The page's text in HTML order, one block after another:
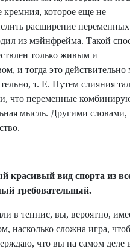
которое еще не
расширение
из мэйнфрейма. Такой
только живым и
и тогда это действительно
т. Е. Путем слияния
что переменные
мысль. Другими словами,
красивый вид спорта из
требовательный.
в теннис, вы, вероятно,
насколько сложна игра,
что вы на самом деле